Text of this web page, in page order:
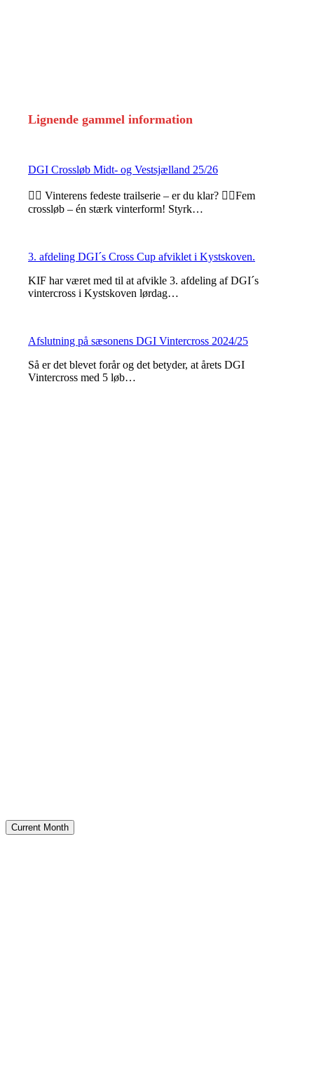
Lignende gammel information
DGI Crossløb Midt- og Vestsjælland 25/26
🏃‍♂️ Vinterens fedeste trailserie – er du klar? 🏃‍♀️Fem
crossløb – én stærk vinterform! Styrk…
3. afdeling DGI´s Cross Cup afviklet i Kystskoven.
KIF har været med til at afvikle 3. afdeling af DGI´s
vintercross i Kystskoven lørdag…
Afslutning på sæsonens DGI Vintercross 2024/25
Så er det blevet forår og det betyder, at årets DGI
Vintercross med 5 løb…
Current Month